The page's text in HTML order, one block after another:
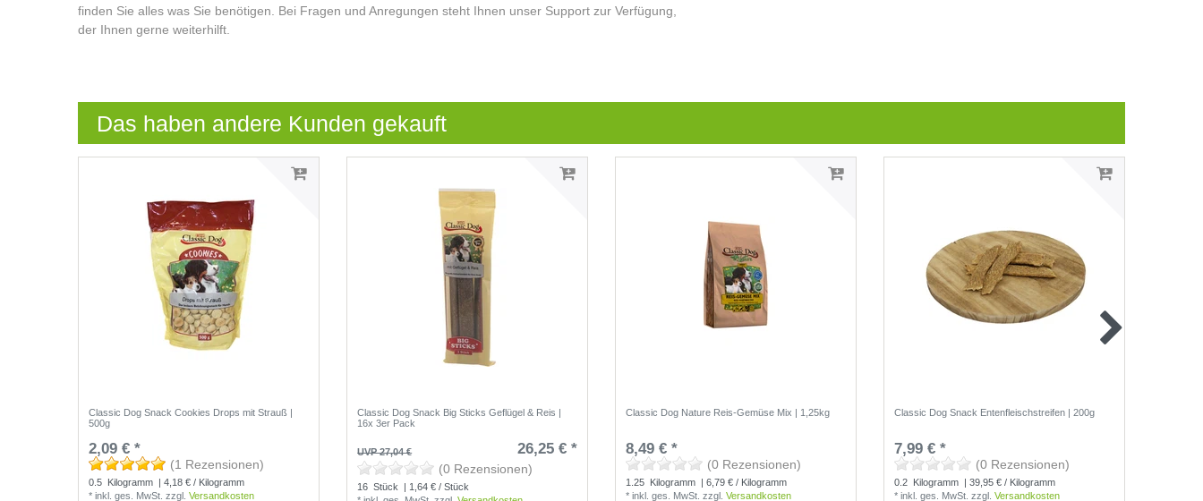
finden Sie alles was Sie benötigen. Bei Fragen und Anregungen steht Ihnen unser Support zur Verfügung,
der Ihnen gerne weiterhilft.
Das haben andere Kunden gekauft
Classic Dog Snack Cookies Drops mit Strauß |
500g
2,09 € *
(1 Rezensionen)
0.5 Kilogramm | 4,18 € / Kilogramm
*inkl. ges. MwSt. zzgl.Versandkosten
Classic Dog Snack Big Sticks Geflügel & Reis |
16x 3er Pack
UVP 27,04 € 26,25 € *
(0 Rezensionen)
16 Stück
| 1,64 € / Stück
Classic Dog Nature Reis-Gemüse Mix | 1,25kg
8,49 € *
(0 Rezensionen)
1.25 Kilogramm | 6,79 € / Kilogramm
*inkl. ges. MwSt. zzgl.Versandkosten
Classic Dog Snack Entenfleischstreifen | 200g
7,99 € *
(0 Rezensionen)
0.2 Kilogramm | 39,95 € / Kilogramm
*inkl. ges. MwSt. zzgl.Versandkosten